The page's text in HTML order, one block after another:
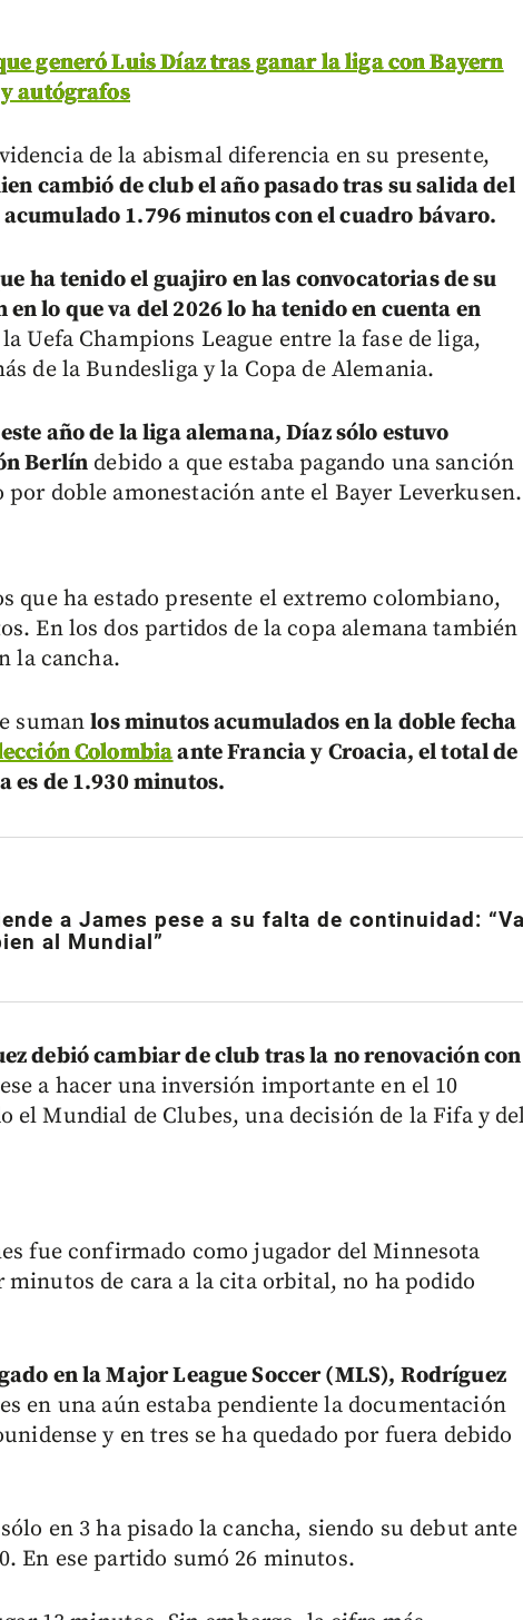
generó Luis Díaz tras ganar la liga con Bayern
autógrafos
de la abismal diferencia en su presente,
cambió de club el año pasado tras su salida del
1.796 minutos con el cuadro bávaro.
ha tenido el guajiro en las convocatorias de su
lo que va del 2026 lo ha tenido en cuenta en
Uefa Champions League entre la fase de liga,
de la Bundesliga y la Copa de Alemania.
año de la liga alemana, Díaz sólo estuvo
Berlín debido a que estaba pagando una sanción
doble amonestación ante el Bayer Leverkusen.
que ha estado presente el extremo colombiano,
En los dos partidos de la copa alemana también
la cancha.
sumanlos minutos acumulados en la doble fecha
Colombiaante Francia y Croacia, el total de
es de 1.930 minutos.
a James pese a su falta de continuidad: “Va
al Mundial”
debió cambiar de club tras la no renovación con
a hacer una inversión importante en el 10
el Mundial de Clubes, una decisión de la Fifa y
fue confirmado como jugador del Minnesota
minutos de cara a la cita orbital, no ha podido
en la Major League Soccer (MLS), Rodríguez
en una aún estaba pendiente la documentación
y en tres se ha quedado por fuera debido
en 3 ha pisado la cancha, siendo su debut ante
En ese partido sumó 26 minutos.